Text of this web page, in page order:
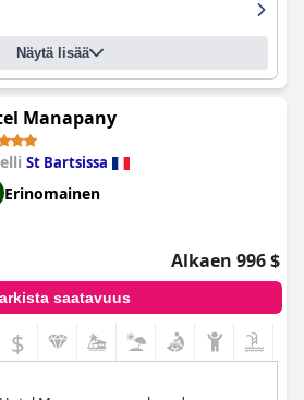
Näytä lisää
Manapany
St Bartsissa
Erinomainen
Alkaen 996 $
saatavuus
$